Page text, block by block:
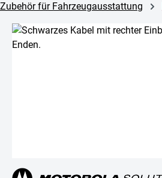
Zubehör für Fahrzeugausstattung
Bildergalerie überspringen